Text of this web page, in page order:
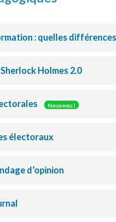
: quelles
Holmes 2.0
Nouveau !
électoraux
d’opinion